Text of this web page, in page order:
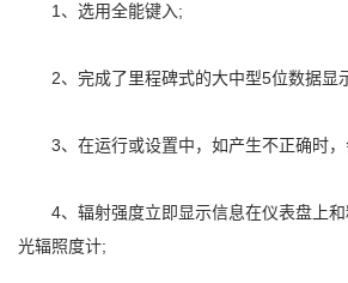
1、选用全能键入;
2、完成了里程碑式的大中型5位数据显
3、在运行或设置中，如产生不正确时，
4、辐射强度立即显示信息在仪表盘上和
光辐照度计;